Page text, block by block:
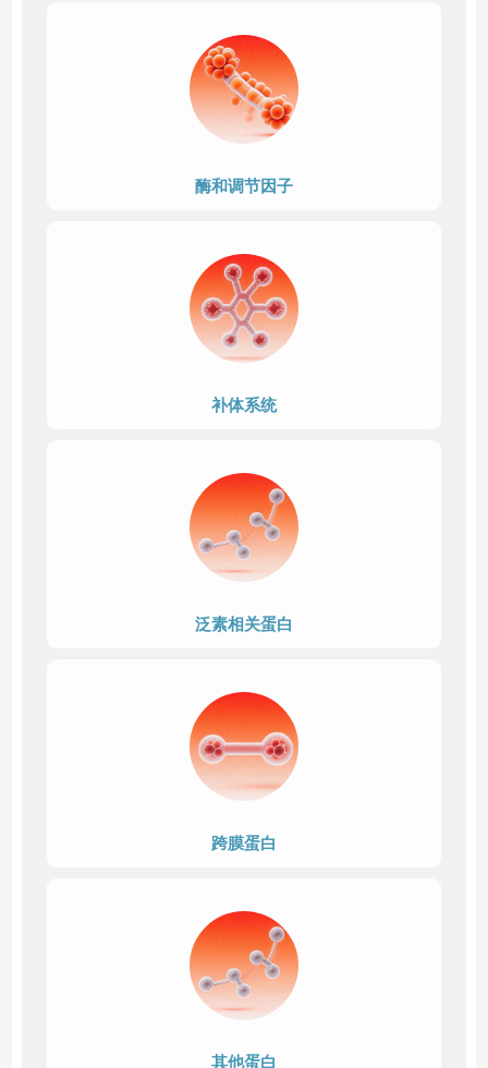
酶和调节因子
补体系统
泛素相关蛋白
跨膜蛋白
其他蛋白